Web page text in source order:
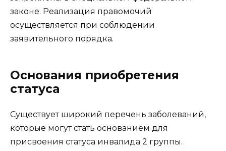
законе. Реализация правомочий
осуществляется при соблюдении
заявительного порядка.
Основания приобретения
статуса
Существует широкий перечень заболеваний,
которые могут стать основанием для
присвоения статуса инвалида 2 группы.